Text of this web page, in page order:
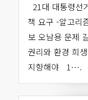
21대 대통령선
책 요구 -알고리
보 오남용 문제
권리와 환경 희
지향해야 1….